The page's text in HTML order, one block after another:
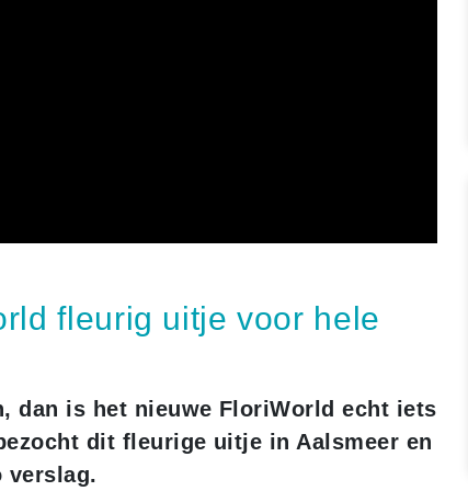
fleurig uitje voor hele
dan is het nieuwe FloriWorld echt iets
dit fleurige uitje in Aalsmeer en
verslag.